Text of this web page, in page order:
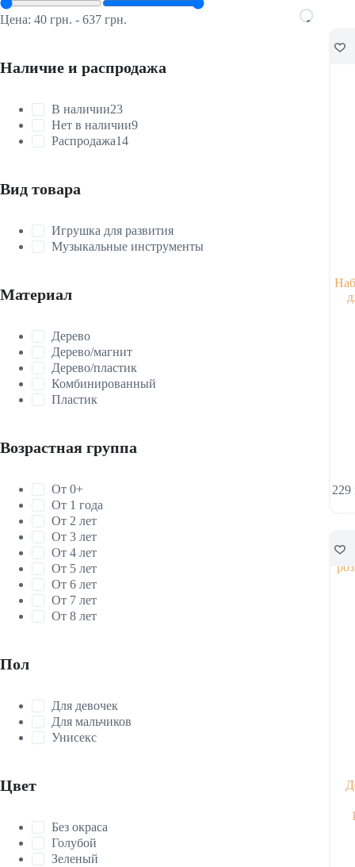
229
Цена: 40 грн. - 637 грн.
Наличие и распродажа
В наличии23
Нет в наличии9
Распродажа14
Вид товара
Игрушка для развития
Музыкальные инструменты
Материал
Дерево
Дерево/магнит
Дерево/пластик
Комбинированный
Пластик
Возрастная группа
От 0+
От 1 года
От 2 лет
От 3 лет
От 4 лет
От 5 лет
От 6 лет
От 7 лет
От 8 лет
Пол
Для девочек
Для мальчиков
Унисекс
Цвет
Без окраса
Голубой
Зеленый